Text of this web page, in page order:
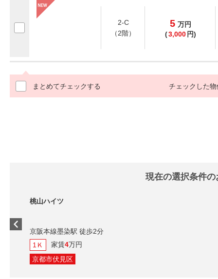
2-C
（2階）
5 万円
(3,000 円)
まとめてチェックする チェックした物
現在の選択条件
駅 徒歩2分